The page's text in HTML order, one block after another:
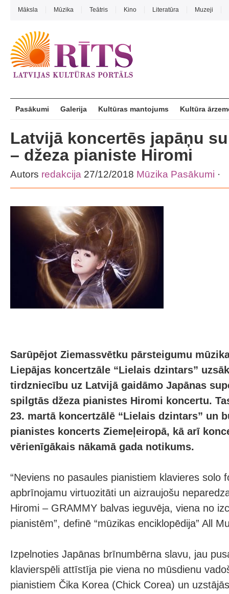
Māksla Mūzika Teātris Kino Literatūra Muzeji
Pasākumi Galerija Kultūras mantojums Kultūra
Latvijā koncertēs japāņu
– džeza pianiste Hiromi
Autors redakcija 27/12/2018 Mūzika Pasākumi ·
Sarūpējot Ziemassvētku pārsteigumu
Liepājas koncertzāle “Lielais dzintars”
tirdzniecību uz Latvijā gaidāmo Japānas
spilgtās džeza pianistes Hiromi koncertu.
23. martā koncertzālē “Lielais dzintars” un
pianistes koncerts Ziemeļeiropā, kā arī
vērienīgākais nākamā gada notikums.
“Neviens no pasaules pianistiem klavieres solo
apbrīnojamu virtuozitāti un aizraujošu
Hiromi – GRAMMY balvas ieguvēja, viena no
pianistēm”, definē “mūzikas enciklopēdija” All
Izpelnoties Japānas brīnumbērna slavu, jau
klavierspēli attīstīja pie viena no mūsdienu
pianistiem Čika Korea (Chick Corea) un